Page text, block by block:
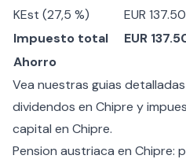
KEst (27,5 %)
EUR
Impuesto total
EUR
Ahorro
Vea nuestras guias
dividendos en Chipre y
capital en Chipre.
Pension austriaca en Chipre: